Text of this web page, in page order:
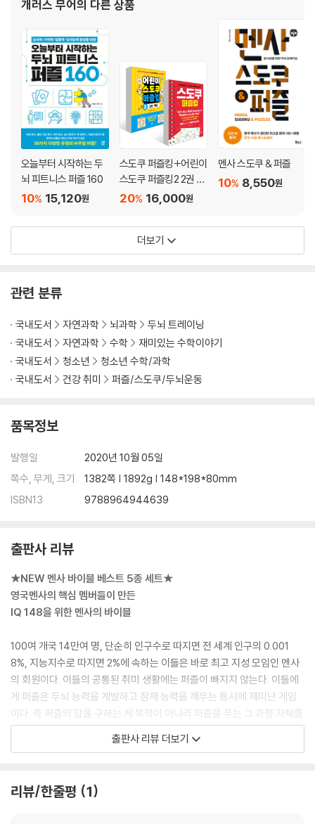
천재가 된다』 등이 있다
개러스 무어의 다른 상품
오늘부터 시작하는 두
뇌 피트니스 퍼즐 160
15,120원
10%
스도쿠 퍼즐킹+어린이
스도쿠 퍼즐킹2 2권 세
트
16,000원
20%
멘사 스도쿠 & 퍼즐
8,550원
10%
더보기
관련 분류
국내도서 자연과학 뇌과학
두뇌 트레이닝
국내도서
자연과학 수학
재미있는 수학이야기
국내도서
청소년
청소년 수학/과학
국내도서
건강 취미 퍼즐/스도쿠/두뇌운동
품목정보
발행일
2020년 10월 05일
쪽수, 무게, 크기
1382쪽 | 1892g | 148*198*80mm
ISBN13
9788964944639
출판사 리뷰
★NEW 멘사 바이블 베스트 5종 세트★
영국멘사의 핵심 멤버들이 만든
IQ 148을 위한 멘사의 바이블
100여 개국 14만여 명, 단순히 인구수로 따지면 전 세계 인구의 0.001
8%, 지능지수로 따지면 2%에 속하는 이들은 바로 최고 지성 모임인 멘사
의 회원이다. 이들의 공통된 취미 생활에는 퍼즐이 빠지지 않는다. 이들에
게 퍼즐은 두뇌 능력을 계발하고 잠재 능력을 깨우는 동시에 재미난 게임
이다. 즉 퍼즐의 답을 구하는 게 목적이 아니라 퍼즐을 푸는 그 과정 자체를
즐기고, 지적 즐거움을 느끼는 것이다.
퍼즐을 좋아하는 이들이라도 ‘멘사’라는 권위와 어려울 것 같은 편견 때문
느낄 수 있을 것이다. 새롭게 선보이는‘NEW 멘사 바이블 베스트 5종 세
출판사 리뷰 더보기
리뷰/한줄평 1